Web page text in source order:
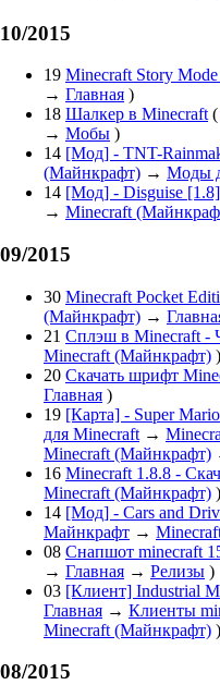
10/2015
19 Minecraft Story Mode
→ Главная )
18 Шалкер в Minecraft (
→ Мобы )
14 [Мод] - TNT-
(Майнкрафт) → Моды
14 [Мод] - Disguise [1.8]
→ Minecraft
09/2015
30 Minecraft Pocket
(Майнкрафт) →
21 Сплэш в Minecraft -
Minecraft (Майнкрафт) )
20 Скачать шрифт
Главная )
19 [Карта] - Super
для Minecraft →
Minecraft (Майнкрафт)
16 Minecraft 1.8.8 -
Minecraft (Майнкрафт) )
14 [Мод] - Cars and
Майнкрафт →
08 Снапшот minecraft
→ Главная → Релизы )
03 [Клиент] Industrial
Главная → Клиенты
Minecraft (Майнкрафт) )
08/2015